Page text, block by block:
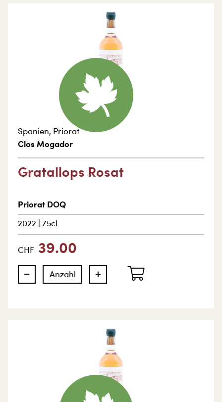
Spanien, Priorat
Clos Mogador
Gratallops Rosat
Priorat DOQ
2022 75cl
CHF 39.00